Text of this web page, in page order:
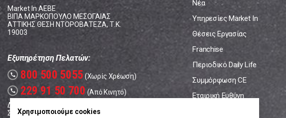
Market In ΑΕΒΕ
ΒΙΠΑ ΜΑΡΚΟΠΟΥΛΟ ΜΕΣΟΓΑΙΑΣ
ΑΤΤΙΚΗΣ ΘΕΣΗ ΝΤΟΡΟΒΑΤΕΖΑ, Τ.Κ.
19003
Εξυπηρέτηση Πελατών:
call 800 500 5055 (Χωρίς Χρέωση)
call 229 91 50 700 (Από Κινητό)
Δευτέρα - Παρασκευή: 08:00 - 17:00
Σάββατο: 08:00 – 14:00
Νέα
Υπηρεσίες Market In
Θέσεις Εργασίας
Franchise
Περιοδικό Daily Life
Συμμόρφωση CE
Εταιρική Ευθύνη
Χρησιμοποιούμε cookies